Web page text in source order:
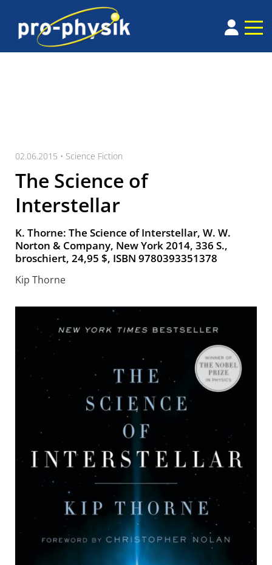
02.06.2015 • Science Fiction
The Science of
Interstellar
K. Thorne: The Science of Interstellar, W. W.
Norton & Company, New York 2014, 336 S.,
broschiert, 24,95 $, ISBN 9780393351378
Kip Thorne